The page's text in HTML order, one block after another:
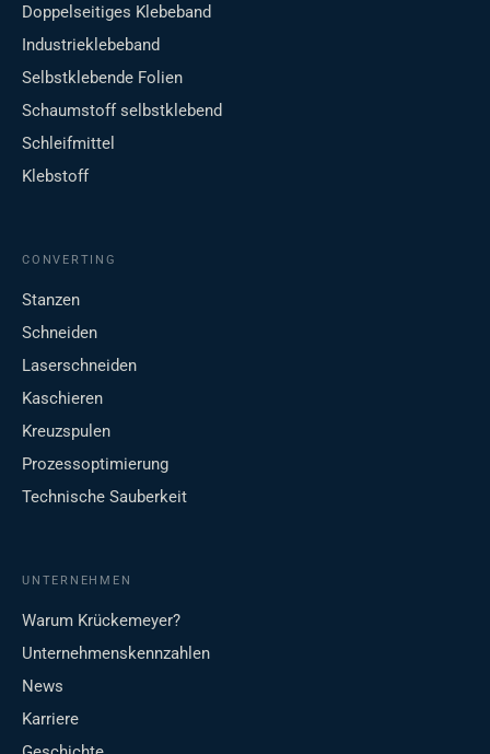
Doppelseitiges Klebeband
Industrieklebeband
Selbstklebende Folien
Schaumstoff selbstklebend
Schleifmittel
Klebstoff
CONVERTING
Stanzen
Schneiden
Laserschneiden
Kaschieren
Kreuzspulen
Prozessoptimierung
Technische Sauberkeit
UNTERNEHMEN
Warum Krückemeyer?
Unternehmenskennzahlen
News
Karriere